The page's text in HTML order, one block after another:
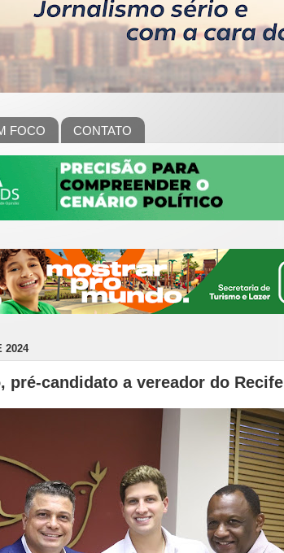
FOCO CONTATO
2024
pré-candidato a vereador do Recife